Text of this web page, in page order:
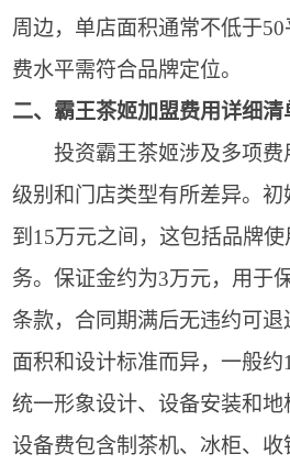
周边，单店面积通常不低于
费水平需符合品牌定位。
二、霸王茶姬加盟费用详细清
投资霸王茶姬涉及多项费
级别和门店类型有所差异。
到15万元之间，这包括品牌
务。保证金约为3万元，用于
条款，合同期满后无违约可
面积和设计标准而异，一般
统一形象设计、设备安装和地
设备费包含制茶机、冰柜、收